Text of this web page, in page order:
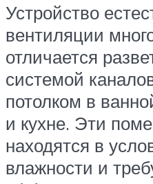
Устройство
вентиляции
отличается
системой
потолком в
и кухне. Эти
находятся в
влажности и